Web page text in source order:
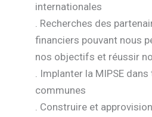
internationales
. Recherches des
financiers pouvant nous
nos objectifs et réussir
. Implanter la MIPSE
communes
. Construire et